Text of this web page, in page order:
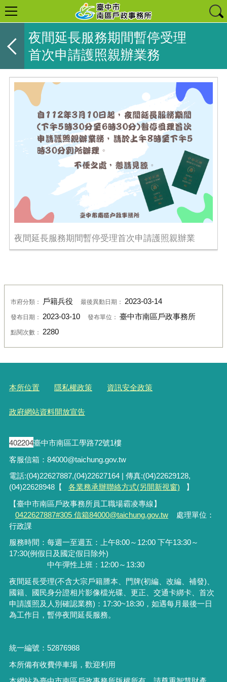
夜間延長服務期間暫停受理
首次申請護照親辦業務
夜間延長服務期間暫停受理首次申請護照親辦業
市府分類： 戶籍兵役 最後異動日期： 2023-03-14
發布日期： 2023-03-10 發布單位： 臺中市南區戶政事務所
點閱次數： 2280
本所位置 隱私權政策 資訊安全政策
政府網站資料開放宣告
402204臺中市南區工學路72號1樓
客服信箱：84000@taichung.gov.tw
電話:(04)22627887,(04)22627164 | 傳真:(04)22629128,
(04)22628948【
各業務承辦聯絡方式(另開新視窗)
】
【臺中市南區戶政事務所員工職場霸凌專線】
0422627887#305 信箱84000@taichung.gov.tw
處理單位：
行政課
服務時間：每週一至週五：上午8:00～12:00 下午13:30～
17:30(例假日及國定假日除外)
中午彈性上班：12:00～13:30
夜間延長受理(不含大宗戶籍謄本、門牌(初編、改編、補發)
國籍、國民身分證相片影像檔光碟、更正、交通卡綁卡、首次
申請護照及人別確認業務) ： 17:30~18:30，如遇每月最後一日
為工作日，暫停夜間延長服務。
統一編號：52876988
本所備有收費停車場，歡迎利用